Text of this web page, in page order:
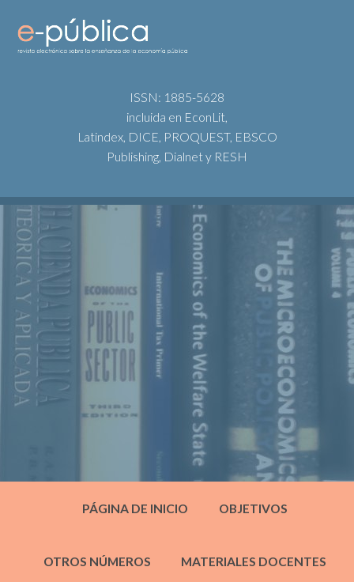
ISSN: 1885-5628
incluida en EconLit,
Latindex, DICE, PROQUEST, EBSCO
Publishing, Dialnet y RESH
PÁGINA DE INICIO OBJETIVOS
OTROS NÚMEROS MATERIALES DOCENTES